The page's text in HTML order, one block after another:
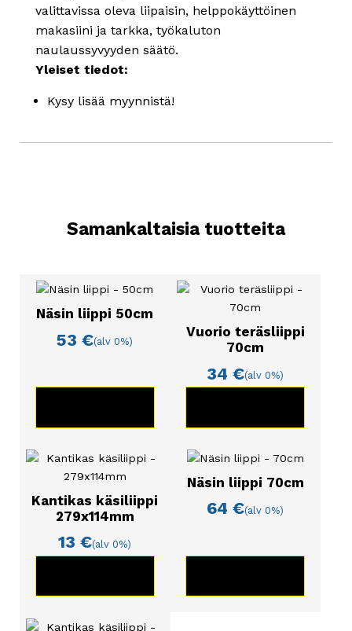
valittavissa oleva liipaisin, helppokäyttöinen
makasiini ja tarkka, työkaluton
naulaussyvyyden säätö.
Yleiset tiedot:
Kysy lisää myynnistä!
Samankaltaisia tuotteita
Näsin liippi 50cm
53€(alv 0%)
Vuorio teräsliippi
70cm
34€(alv 0%)
Kantikas käsiliippi
279x114mm
13€(alv 0%)
Näsin liippi 70cm
64€(alv 0%)